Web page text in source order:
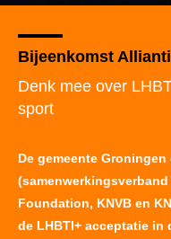
Bijeenkomst
Denk mee over
sport
De gemeente
(samenwerkingsverband
Foundation, KNVB en
de LHBTI+ acceptatie in